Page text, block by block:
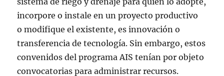
incorpore o instale en un proyecto productivo
o modifique el existente, es innovación o
transferencia de tecnología. Sin embargo, estos
convenidos del programa AIS tenían por objeto
convocatorias para administrar recursos.